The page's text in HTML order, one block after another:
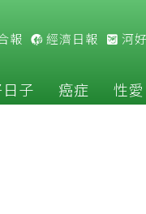
報 經濟日報 河
子 癌症 性愛